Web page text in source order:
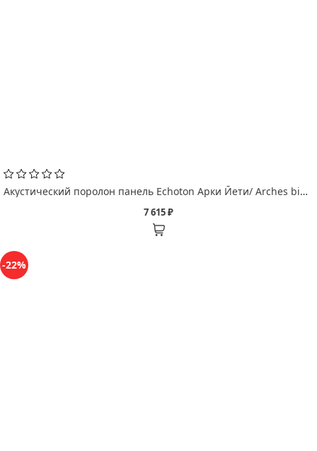
Акустический поролон панель Echoton Арки Йети/ Arches bigfoot
7 615 ₽
-22%